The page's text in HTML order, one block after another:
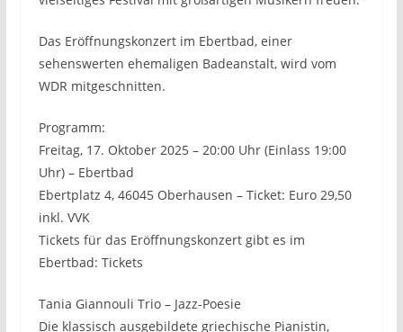
Das Eröffnungskonzert im Ebertbad, einer
sehenswerten ehemaligen Badeanstalt, wird vom
WDR mitgeschnitten.
Programm:
Freitag, 17. Oktober 2025 – 20:00 Uhr (Einlass 19:00
Uhr) – Ebertbad
Ebertplatz 4, 46045 Oberhausen – Ticket: Euro 29,50
inkl. VVK
Tickets für das Eröffnungskonzert gibt es im
Ebertbad: Tickets
Tania Giannouli Trio – Jazz-Poesie
Die klassisch ausgebildete griechische Pianistin,